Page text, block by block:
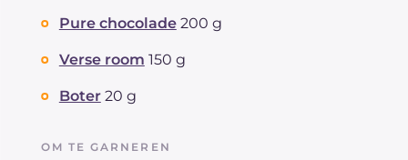
Pure chocolade 200 g
Verse room 150 g
Boter 20 g
OM TE GARNEREN